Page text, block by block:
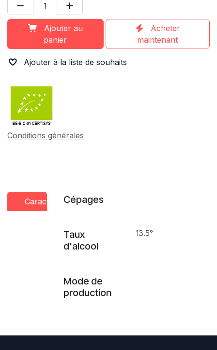
Ajouter au
panier
Acheter
maintenant
Ajouter à la liste de souhaits
Conditions générales
CaractéristiquesCépages
Taux
d'alcool
13.5°
Mode de
production